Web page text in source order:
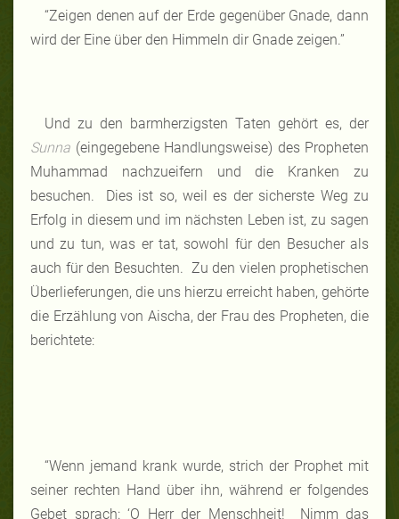
“Zeigen denen auf der Erde gegenüber Gnade, dann
wird der Eine über den Himmeln dir Gnade zeigen.”
Und zu den barmherzigsten Taten gehört es, der
Sunna (eingegebene Handlungsweise) des Propheten
Muhammad nachzueifern und die Kranken zu
besuchen. Dies ist so, weil es der sicherste Weg zu
Erfolg in diesem und im nächsten Leben ist, zu sagen
und zu tun, was er tat, sowohl für den Besucher als
auch für den Besuchten. Zu den vielen prophetischen
Überlieferungen, die uns hierzu erreicht haben, gehörte
die Erzählung von Aischa, der Frau des Propheten, die
berichtete:
“Wenn jemand krank wurde, strich der Prophet mit
seiner rechten Hand über ihn, während er folgendes
Gebet sprach: ‘O Herr der Menschheit! Nimm das